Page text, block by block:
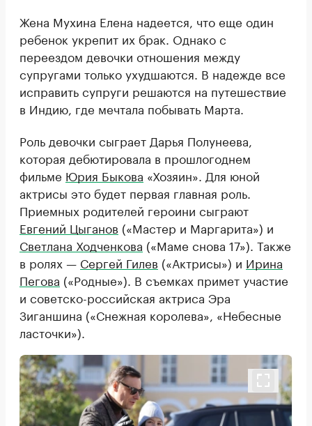
Жена Мухина Елена надеется, что еще один
ребенок укрепит их брак. Однако с
переездом девочки отношения между
супругами только ухудшаются. В надежде все
исправить супруги решаются на путешествие
в Индию, где мечтала побывать Марта.
Роль девочки сыграет Дарья Полунеева,
которая дебютировала в прошлогоднем
фильме Юрия Быкова «Хозяин». Для юной
актрисы это будет первая главная роль.
Приемных родителей героини сыграют
Евгений Цыганов («Мастер и Маргарита») и
Светлана Ходченкова («Маме снова 17»). Также
в ролях — Сергей Гилев («Актрисы») и Ирина
Пегова («Родные»). В съемках примет участие
и советско-российская актриса Эра
Зиганшина («Снежная королева», «Небесные
ласточки»).